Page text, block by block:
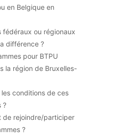
en Belgique en
fédéraux ou régionaux
différence ?
pour BTPU
la région de Bruxelles-
les conditions de ces
?
de rejoindre/participer
?